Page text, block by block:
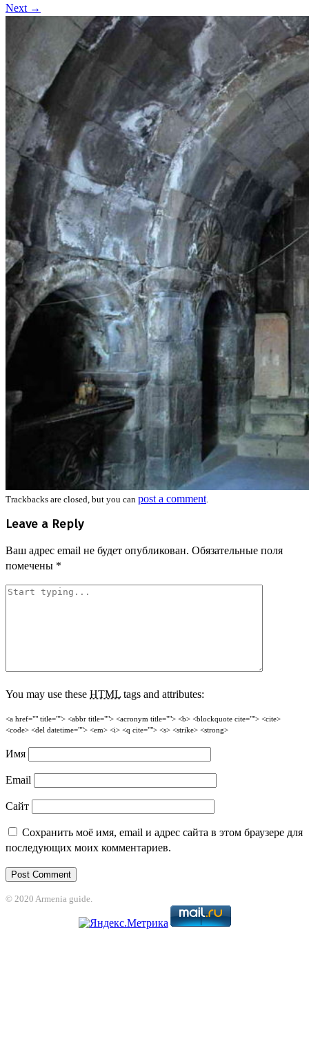
Next →
Trackbacks are closed, but you can post a comment.
Leave a Reply
Ваш адрес email не будет опубликован. Обязательные поля
помечены *
You may use these HTML tags and attributes:
<a href="" title=""> <abbr title=""> <acronym title=""> <b> <blockquote cite=""> <cite>
<code> <del datetime=""> <em> <i> <q cite=""> <s> <strike> <strong>
Имя
Email
Сайт
Сохранить моё имя, email и адрес сайта в этом браузере для
последующих моих комментариев.
© 2020 Armenia guide.